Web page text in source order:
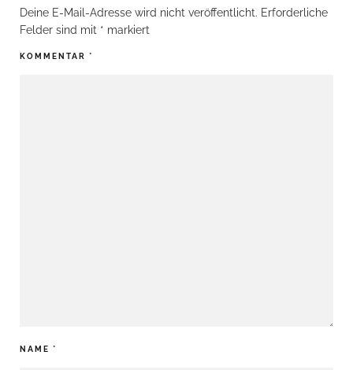
Deine E-Mail-Adresse wird nicht veröffentlicht. Erforderliche
Felder sind mit * markiert
KOMMENTAR *
NAME *